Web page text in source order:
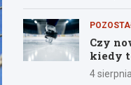
Czy
kiedy
4